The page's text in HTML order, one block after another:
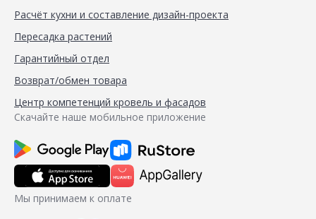
Расчёт кухни и составление дизайн-проекта
Пересадка растений
Гарантийный отдел
Возврат/обмен товара
Центр компетенций кровель и фасадов
Скачайте наше мобильное приложение
Мы принимаем к оплате